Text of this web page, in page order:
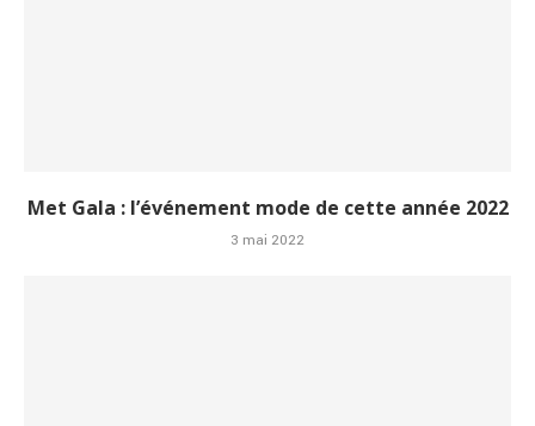
Met Gala : l’événement mode de cette année 2022
3 mai 2022